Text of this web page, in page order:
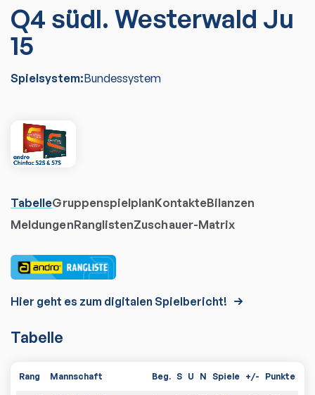
Q4 südl. Westerwald Ju
15
Spielsystem:Bundessystem
TabelleGruppenspielplanKontakteBilanzen
MeldungenRanglistenZuschauer-Matrix
Hier geht es zum digitalen Spielbericht!
Tabelle
Rang Mannschaft Beg. S U N Spiele +/- Punkte